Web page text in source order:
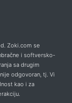
Zoki.com se
i softversko-
sa drugim
odgovoran, tj. Vi
kao i za